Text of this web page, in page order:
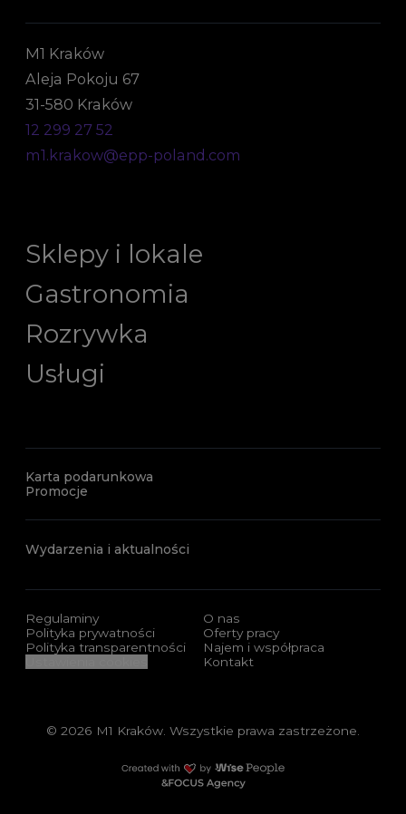
M1 Kraków
Aleja Pokoju 67
31-580 Kraków
12 299 27 52
m1.krakow@epp-poland.com
Sklepy i lokale
Gastronomia
Rozrywka
Usługi
Karta podarunkowa
Promocje
Wydarzenia i aktualności
Regulaminy
Polityka prywatności
Polityka transparentności
O nas
Oferty pracy
Najem i współpraca
Kontakt
© 2026 M1 Kraków. Wszystkie prawa zastrzeżone.